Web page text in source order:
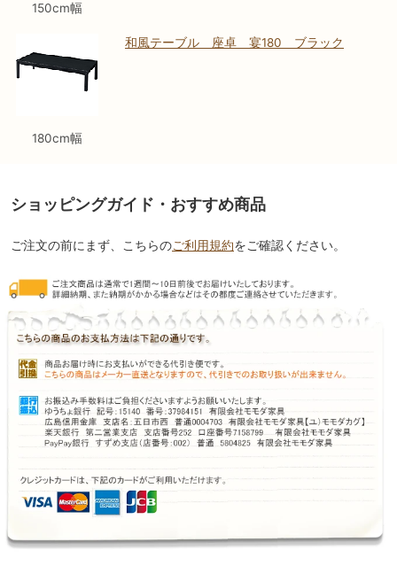
150cm幅
180cm幅
和風テーブル 座卓 宴180 ブラック
ショッピングガイド・おすすめ商品
ご注文の前にまず、こちらのご利用規約をご確認ください。